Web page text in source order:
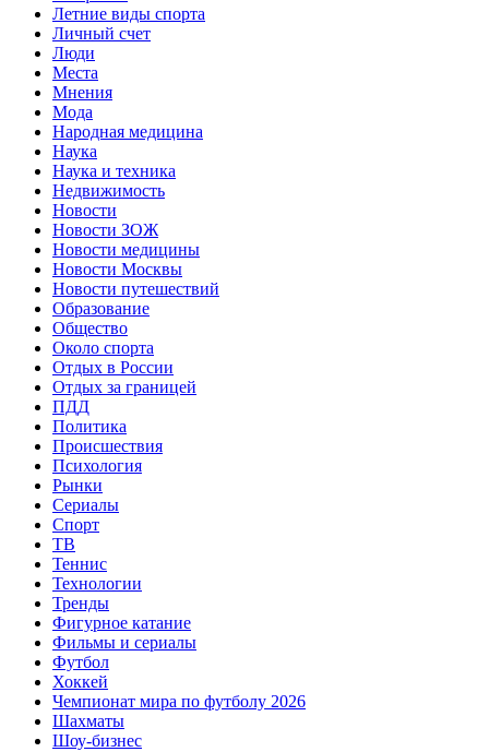
Летние виды спорта
Личный счет
Люди
Места
Мнения
Мода
Народная медицина
Наука
Наука и техника
Недвижимость
Новости
Новости ЗОЖ
Новости медицины
Новости Москвы
Новости путешествий
Образование
Общество
Около спорта
Отдых в России
Отдых за границей
ПДД
Политика
Происшествия
Психология
Рынки
Сериалы
Спорт
ТВ
Теннис
Технологии
Тренды
Фигурное катание
Фильмы и сериалы
Футбол
Хоккей
Чемпионат мира по футболу 2026
Шахматы
Шоу-бизнес